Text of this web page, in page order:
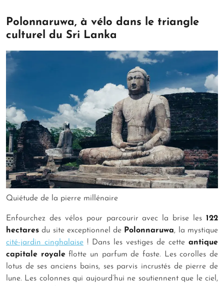
Polonnaruwa, à vélo dans le triangle
culturel du Sri Lanka
Quiétude de la pierre millénaire
Enfourchez des vélos pour parcourir avec la brise les 122
hectares du site exceptionnel de Polonnaruwa, la mystique
cité-jardin cinghalaise ! Dans les vestiges de cette antique
capitale royaleflotte un parfum de faste. Les corolles de
lotus de ses anciens bains, ses parvis incrustés de pierre de
lune. Les colonnes qui aujourd’hui ne soutiennent que le ciel,